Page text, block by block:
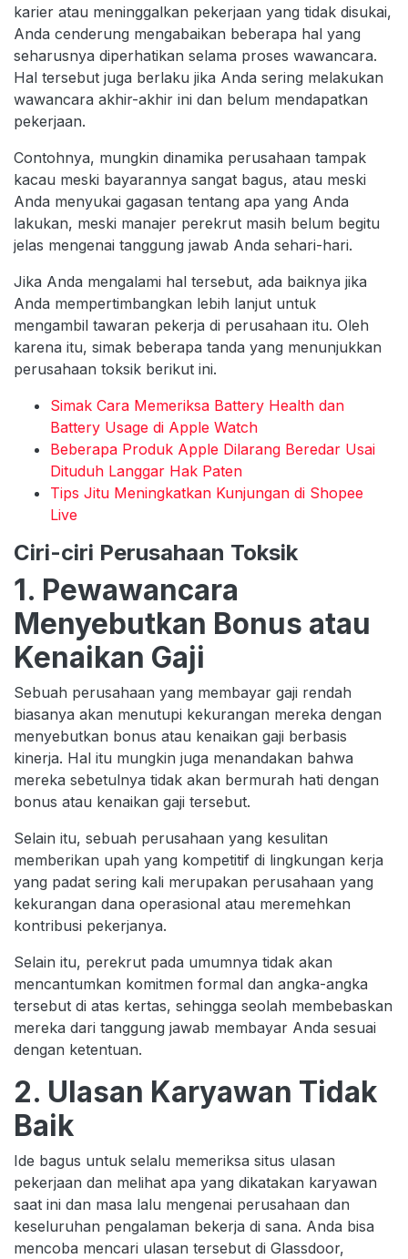
karier atau meninggalkan pekerjaan yang tidak disukai,
Anda cenderung mengabaikan beberapa hal yang
seharusnya diperhatikan selama proses wawancara.
Hal tersebut juga berlaku jika Anda sering melakukan
wawancara akhir-akhir ini dan belum mendapatkan
pekerjaan.
Contohnya, mungkin dinamika perusahaan tampak
kacau meski bayarannya sangat bagus, atau meski
Anda menyukai gagasan tentang apa yang Anda
lakukan, meski manajer perekrut masih belum begitu
jelas mengenai tanggung jawab Anda sehari-hari.
Jika Anda mengalami hal tersebut, ada baiknya jika
Anda mempertimbangkan lebih lanjut untuk
mengambil tawaran pekerja di perusahaan itu. Oleh
karena itu, simak beberapa tanda yang menunjukkan
perusahaan toksik berikut ini.
Simak Cara Memeriksa Battery Health dan
Battery Usage di Apple Watch
Beberapa Produk Apple Dilarang Beredar Usai
Dituduh Langgar Hak Paten
Tips Jitu Meningkatkan Kunjungan di Shopee
Live
Ciri-ciri Perusahaan Toksik
1. Pewawancara
Menyebutkan Bonus atau
Kenaikan Gaji
Sebuah perusahaan yang membayar gaji rendah
biasanya akan menutupi kekurangan mereka dengan
menyebutkan bonus atau kenaikan gaji berbasis
kinerja. Hal itu mungkin juga menandakan bahwa
mereka sebetulnya tidak akan bermurah hati dengan
bonus atau kenaikan gaji tersebut.
Selain itu, sebuah perusahaan yang kesulitan
memberikan upah yang kompetitif di lingkungan kerja
yang padat sering kali merupakan perusahaan yang
kekurangan dana operasional atau meremehkan
kontribusi pekerjanya.
Selain itu, perekrut pada umumnya tidak akan
mencantumkan komitmen formal dan angka-angka
tersebut di atas kertas, sehingga seolah membebaskan
mereka dari tanggung jawab membayar Anda sesuai
dengan ketentuan.
2. Ulasan Karyawan Tidak
Baik
Ide bagus untuk selalu memeriksa situs ulasan
pekerjaan dan melihat apa yang dikatakan karyawan
saat ini dan masa lalu mengenai perusahaan dan
keseluruhan pengalaman bekerja di sana. Anda bisa
mencoba mencari ulasan tersebut di Glassdoor,